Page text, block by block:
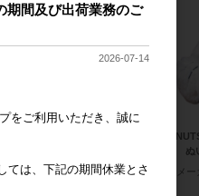
メーカー希望小売価格
2,000円
ピー ぬ
メ
期間及び出荷業務のご
2026-07-14
をご利用いただき、誠に
ては、下記の期間休業とさ